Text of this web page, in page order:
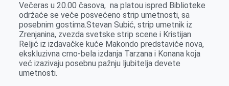
b
o
o
k
e
n
g
e
r
e
d
I
n
r
s
A
p
p
Večeras u 20.00 časova, na platou ispred Biblioteke
održaće se veče posvećeno strip umetnosti, sa
posebnim gostima.Stevan Subić, strip umetnik iz
Zrenjanina, zvezda svetske strip scene i Kristijan
Reljić iz izdavačke kuće Makondo predstaviće nova,
ekskluzivna crno-bela izdanja Tarzana i Konana koja
već izazivaju posebnu pažnju ljubitelja devete
umetnosti.